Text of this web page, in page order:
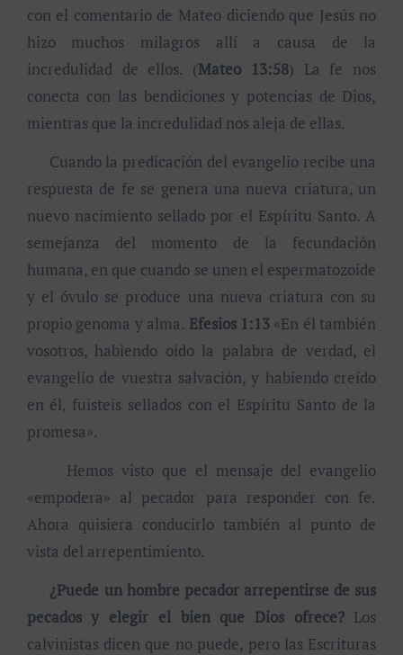
con el comentario de Mateo diciendo que Jesús no
hizo muchos milagros allí a causa de la
incredulidad de ellos. (Mateo 13:58) La fe nos
conecta con las bendiciones y potencias de Dios,
mientras que la incredulidad nos aleja de ellas.
Cuando la predicación del evangelio recibe una
respuesta de fe se genera una nueva criatura, un
nuevo nacimiento sellado por el Espíritu Santo. A
semejanza del momento de la fecundación
humana, en que cuando se unen el espermatozoide
y el óvulo se produce una nueva criatura con su
propio genoma y alma. Efesios 1:13«En él también
vosotros, habiendo oído la palabra de verdad, el
evangelio de vuestra salvación, y habiendo creído
en él, fuisteis sellados con el Espíritu Santo de la
promesa».
Hemos visto que el mensaje del evangelio
«empodera» al pecador para responder con fe.
Ahora quisiera conducirlo también al punto de
vista del arrepentimiento.
¿Puede un hombre pecador arrepentirse de sus
pecados y elegir el bien que Dios ofrece?Los
calvinistas dicen que no puede, pero las Escrituras